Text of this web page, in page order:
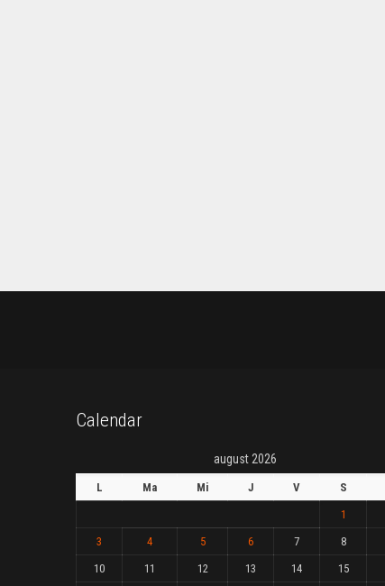
Calendar
august 2026
L Ma Mi J V S
1
3
4 5 6 7 8
10
11 12 13 14 15